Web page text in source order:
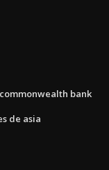
bank
de asia